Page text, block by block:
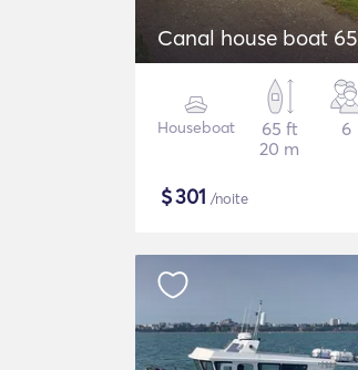
Canal house boat 65
Houseboat
65 ft
20 m
6
$301 /noite